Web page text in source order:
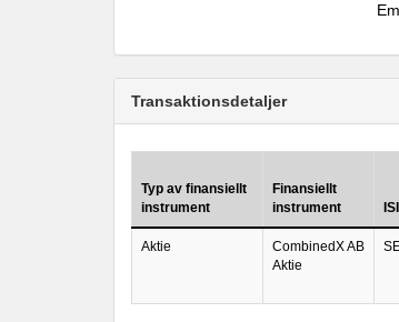
Transaktionsdetaljer
Typ av finansiellt
instrument
Finansiellt
instrument
Aktie
CombinedX AB
Aktie